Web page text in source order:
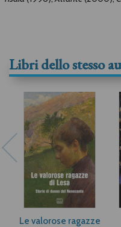
Libri dello stesso
Le valorose ragazze